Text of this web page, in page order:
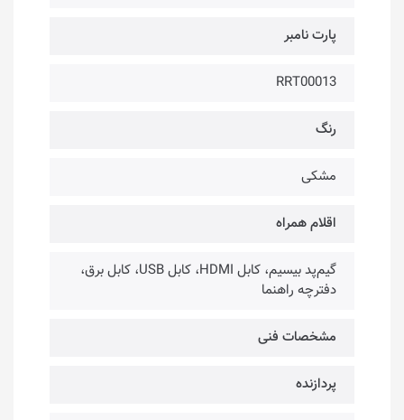
پارت نامبر
RRT00013
رنگ
مشکی
اقلام همراه
گیم‌پد بیسیم، کابل HDMI، کابل USB، کابل برق،
دفترچه راهنما
مشخصات فنی
پردازنده